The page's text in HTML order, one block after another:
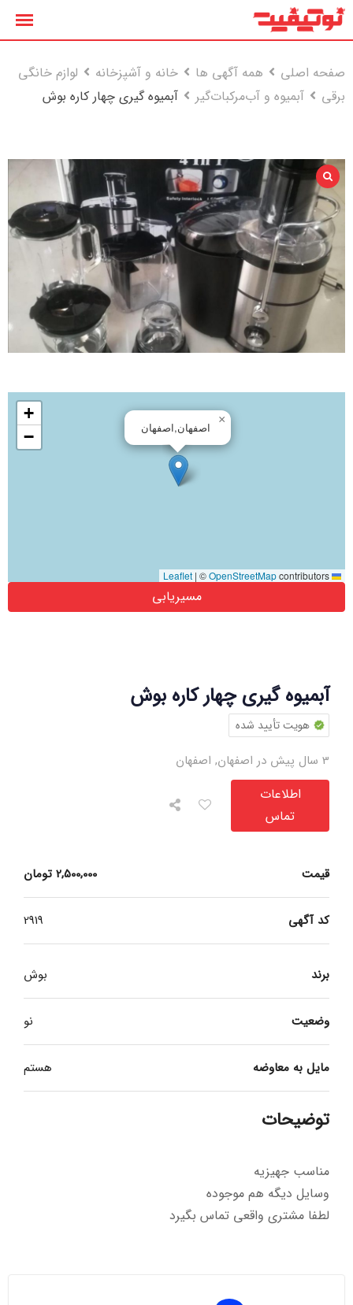
پرش
صفحه اصلی
همه آگهی ها خانه و آشپزخانه
لوازم خانگی
برقی
آبمیوه و آب‌مرکبات‌گیر آبمیوه گیری چهار کاره بوش
آبمیوه گیری چهار کاره بوش
هویت تأیید شده
3 سال پیش در اصفهان , اصفهان
اطلاعات
تماس
قیمت 2,500,000 تومان
کد آگهی 2919
برند بوش
وضعیت نو
مایل به معاوضه هستم
توضیحات
مناسب جهیزیه
وسایل دیگه هم موجوده
لطفا مشتری واقعی تماس بگیرد
اصفهان,اصفهان
×
+
−
| ©OpenStreetMapcontributors
مسیریابی